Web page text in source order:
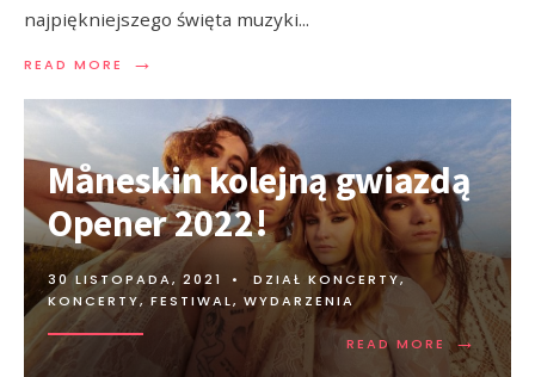
najpiękniejszego święta muzyki...
READ MORE →
Måneskin kolejną gwiazdą
Opener 2022!
30 LISTOPADA, 2021 • DZIAŁ KONCERTY,
KONCERTY, FESTIWAL, WYDARZENIA
READ MORE →